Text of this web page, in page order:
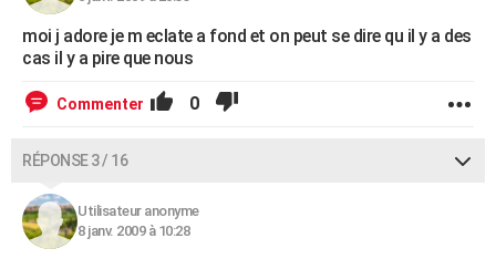
moi j adore je m eclate a fond et on peut se dire qu il y a des
cas il y a pire que nous
Commenter 0
RÉPONSE 3 / 16
Utilisateur anonyme
8 janv. 2009 à 10:28